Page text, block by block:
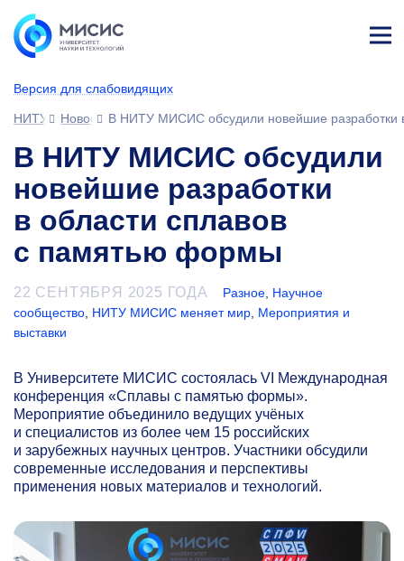
Версия для слабовидящих
ине
НИТУ МИСИС
НовостиВ НИТУ МИСИС обсудили новейшие разработки
В НИТУ МИСИС обсудили
новейшие разработки
в области сплавов
с памятью формы
22 СЕНТЯБРЯ 2025 ГОДА Разное, Научное
сообщество НИТУ МИСИС меняет мир Мероприятия и
выставки
В Университете МИСИС состоялась VI Международная
конференция «Сплавы с памятью формы».
Мероприятие объединило ведущих учёных
и специалистов из более чем 15 российских
и зарубежных научных центров. Участники обсудили
современные исследования и перспективы
применения новых материалов и технологий.